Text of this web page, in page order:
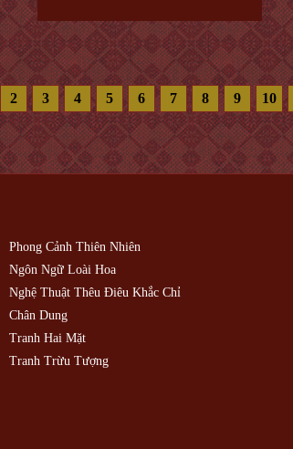
2 3 4 5 6 7 8 9 10
Phong Cảnh Thiên Nhiên
Ngôn Ngữ Loài Hoa
Nghệ Thuật Thêu Điêu Khắc Chỉ
Chân Dung
Tranh Hai Mặt
Tranh Trừu Tượng